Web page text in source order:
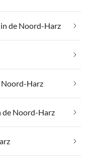
de Noord-Harz
Noord-Harz
de Noord-Harz